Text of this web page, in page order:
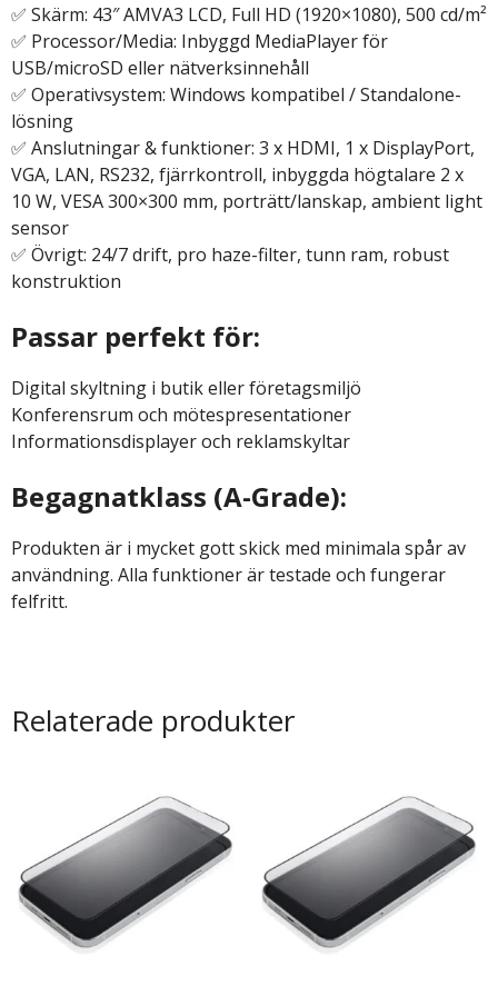
✅ Skärm: 43″ AMVA3 LCD, Full HD (1920×1080), 500 cd/m²
✅ Processor/Media: Inbyggd MediaPlayer för
USB/microSD eller nätverksinnehåll
✅ Operativsystem: Windows kompatibel / Standalone-
lösning
✅ Anslutningar & funktioner: 3 x HDMI, 1 x DisplayPort,
VGA, LAN, RS232, fjärrkontroll, inbyggda högtalare 2 x
10 W, VESA 300×300 mm, porträtt/lanskap, ambient light
sensor
✅ Övrigt: 24/7 drift, pro haze-filter, tunn ram, robust
konstruktion
Passar perfekt för:
Digital skyltning i butik eller företagsmiljö
Konferensrum och mötespresentationer
Informationsdisplayer och reklamskyltar
Begagnatklass (A-Grade):
Produkten är i mycket gott skick med minimala spår av
användning. Alla funktioner är testade och fungerar
felfritt.
Relaterade produkter